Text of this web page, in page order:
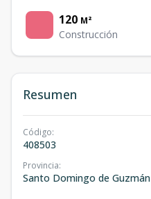
120 M²
Construcción
Resumen
Código:
408503
Provincia:
Santo Domingo de Guzmán